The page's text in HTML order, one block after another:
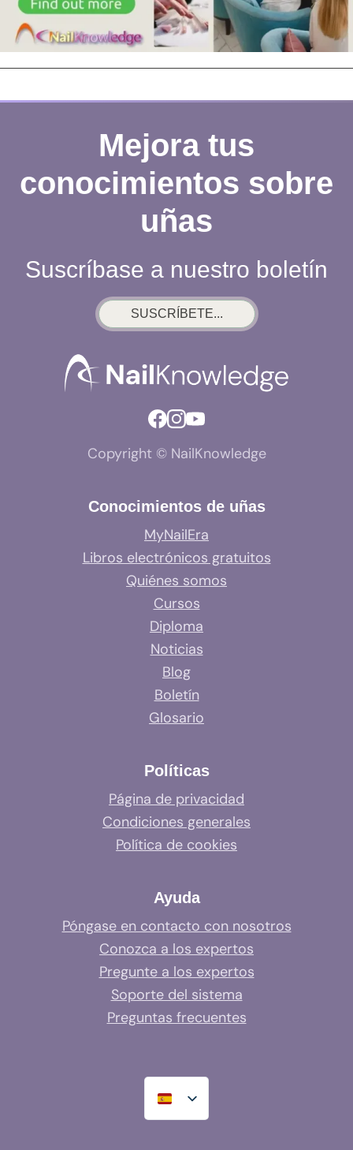
Mejora tus
conocimientos sobre
uñas
Suscríbase a nuestro boletín
SUSCRÍBETE...
Copyright © NailKnowledge
Conocimientos de uñas
MyNailEra
Libros electrónicos gratuitos
Quiénes somos
Cursos
Diploma
Noticias
Blog
Boletín
Glosario
Políticas
Página de privacidad
Condiciones generales
Política de cookies
Ayuda
Póngase en contacto con nosotros
Conozca a los expertos
Pregunte a los expertos
Soporte del sistema
Preguntas frecuentes